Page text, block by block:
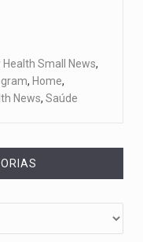
Health Small News,
, Home,
News, Saúde